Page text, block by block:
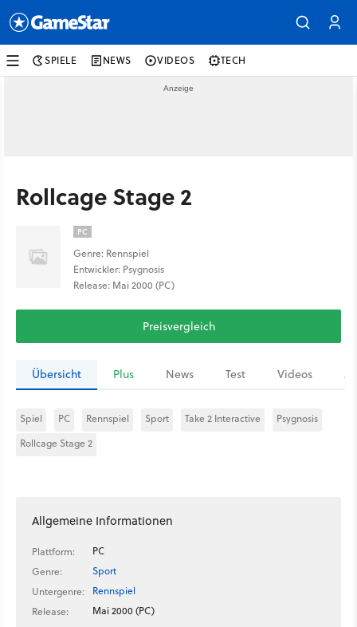
SPIELE NEWS VIDEOS TECH
Rollcage Stage 2
PC
Genre: Rennspiel
Entwickler: Psygnosis
Release: Mai 2000 (PC)
Preisvergleich
Übersicht Plus News Test Videos
Spiel PC Rennspiel Sport Take 2 Interactive
Psygnosis
Rollcage Stage 2
Allgemeine Informationen
Plattform:
PC
Genre:
Sport
Untergenre:
Rennspiel
Release:
Mai 2000 (PC)